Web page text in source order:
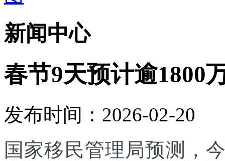
新闻中心
春节9天预计逾1800
发布时间：2026-02-20
国家移民管理局预测，